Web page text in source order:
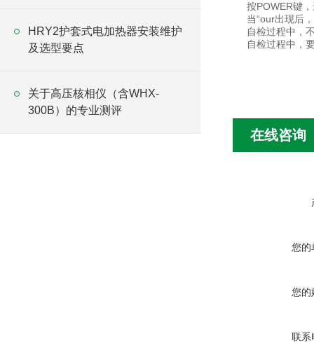
HRY2护套式电加热器安装维护
及选型要点
关于高压核相仪（含WHX-
300B）的专业测评
按POWER键
当“our出现后
自检过程中，
自检过程中，
在线咨询
您的
您的
联系